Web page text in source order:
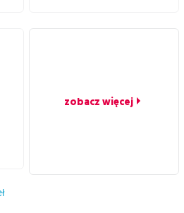
zobacz więcej